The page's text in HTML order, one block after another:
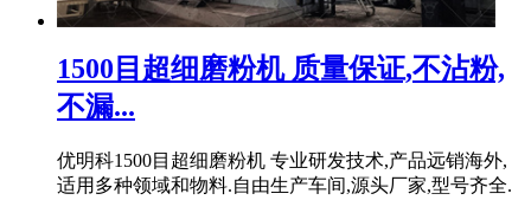
1500目超细磨粉机 质量保证,不沾粉,
不漏...
优明科1500目超细磨粉机 专业研发技术,产品远销海外,
适用多种领域和物料.自由生产车间,源头厂家,型号齐全.